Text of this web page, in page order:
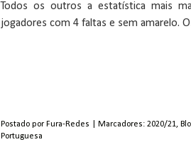
Todos os outros a estatística mais
jogadores com 4 faltas e sem amarelo.
Postado por Fura-Redes Marcadores:2020/21,
Portuguesa